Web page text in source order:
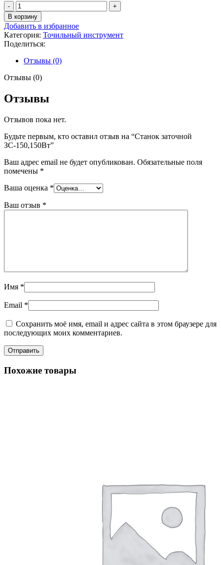
Количество
товара
Станок
заточной
ЗС-150,150Вт
В корзину
Добавить в избранное
Категория: Точильный инструмент
Поделиться:
Отзывы (0)
Отзывы (0)
Отзывы
Отзывов пока нет.
Будьте первым, кто оставил отзыв на “Станок заточной
ЗС-150,150Вт”
Ваш адрес email не будет опубликован. Обязательные поля
помечены *
Ваша оценка *
Ваш отзыв *
Имя *
Email *
Сохранить моё имя, email и адрес сайта в этом браузере для
последующих моих комментариев.
Похожие товары